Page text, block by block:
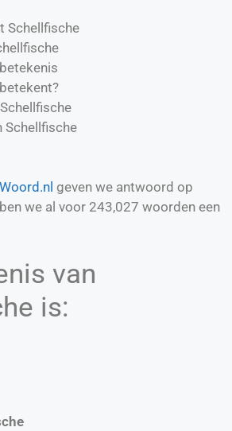
Schellfische
Schellfische
Schellfische
geven we antwoord op
we al voor 243,027 woorden een
van
is: